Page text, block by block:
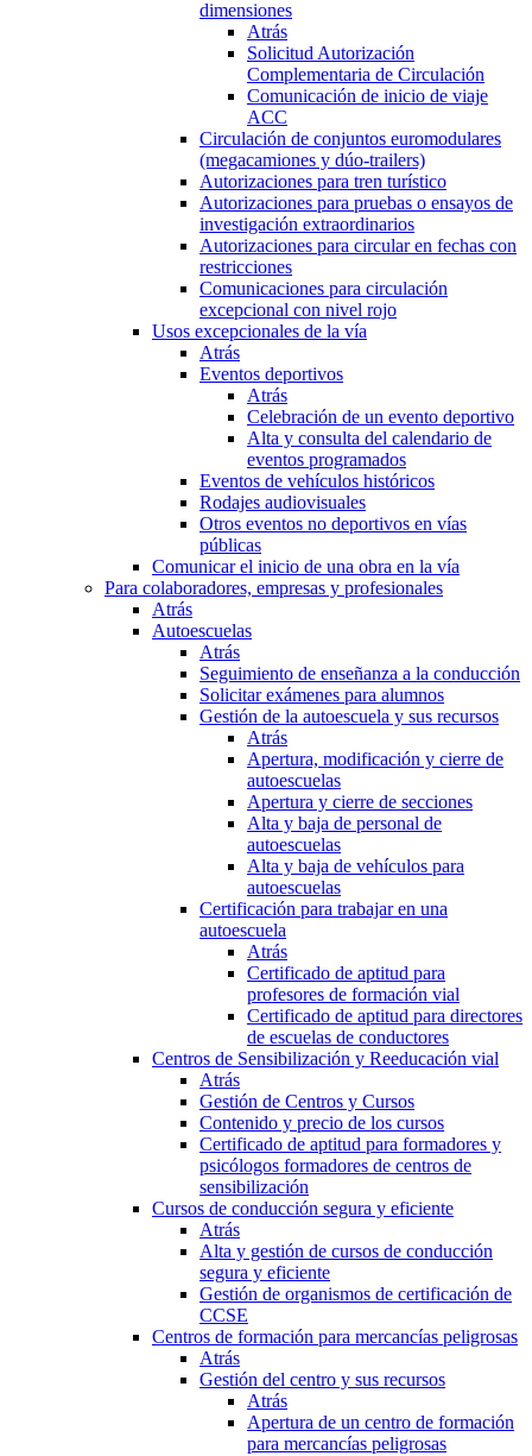
dimensiones
Atrás
Solicitud Autorización
Complementaria de Circulación
Comunicación de inicio de viaje
ACC
Circulación de conjuntos euromodulares
(megacamiones y dúo-trailers)
Autorizaciones para tren turístico
Autorizaciones para pruebas o ensayos de
investigación extraordinarios
Autorizaciones para circular en fechas con
restricciones
Comunicaciones para circulación
excepcional con nivel rojo
Usos excepcionales de la vía
Atrás
Eventos deportivos
Atrás
Celebración de un evento deportivo
Alta y consulta del calendario de
eventos programados
Eventos de vehículos históricos
Rodajes audiovisuales
Otros eventos no deportivos en vías
públicas
Comunicar el inicio de una obra en la vía
Para colaboradores, empresas y profesionales
Atrás
Autoescuelas
Atrás
Seguimiento de enseñanza a la conducción
Solicitar exámenes para alumnos
Gestión de la autoescuela y sus recursos
Atrás
Apertura, modificación y cierre de
autoescuelas
Apertura y cierre de secciones
Alta y baja de personal de
autoescuelas
Alta y baja de vehículos para
autoescuelas
Certificación para trabajar en una
autoescuela
Atrás
Certificado de aptitud para
profesores de formación vial
Certificado de aptitud para directores
de escuelas de conductores
Centros de Sensibilización y Reeducación vial
Atrás
Gestión de Centros y Cursos
Contenido y precio de los cursos
Certificado de aptitud para formadores y
psicólogos formadores de centros de
sensibilización
Cursos de conducción segura y eficiente
Atrás
Alta y gestión de cursos de conducción
segura y eficiente
Gestión de organismos de certificación de
CCSE
Centros de formación para mercancías peligrosas
Atrás
Gestión del centro y sus recursos
Atrás
Apertura de un centro de formación
para mercancías peligrosas